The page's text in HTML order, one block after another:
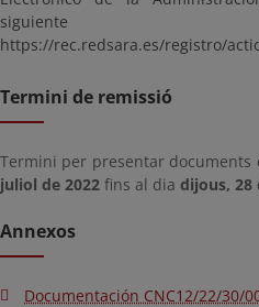
siguiente
https://rec.redsara.es/registro/
Termini de remissió
Termini per presentar documents
juliol de 2022 fins al dia dijous, 28
Annexos
Documentación CNC12/22/30/